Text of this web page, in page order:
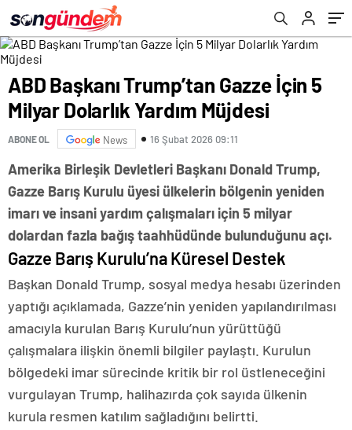
ABD Başkanı Trump’tan Gazze İçin 5
Milyar Dolarlık Yardım Müjdesi
ABONE OL News 16 Şubat 2026 09:11
Amerika Birleşik Devletleri Başkanı Donald Trump,
Gazze Barış Kurulu üyesi ülkelerin bölgenin yeniden
imarı ve insani yardım çalışmaları için 5 milyar
dolardan fazla bağış taahhüdünde bulunduğunu açı.
Gazze Barış Kurulu’na Küresel Destek
Başkan Donald Trump, sosyal medya hesabı üzerinden
yaptığı açıklamada, Gazze’nin yeniden yapılandırılması
amacıyla kurulan Barış Kurulu’nun yürüttüğü
çalışmalara ilişkin önemli bilgiler paylaştı. Kurulun
bölgedeki imar sürecinde kritik bir rol üstleneceğini
vurgulayan Trump, halihazırda çok sayıda ülkenin
kurula resmen katılım sağladığını belirtti.